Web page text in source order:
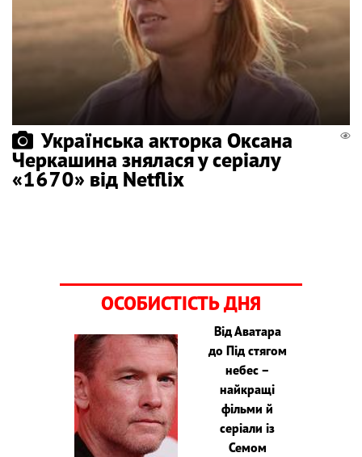
Українська акторка Оксана
Черкашина знялася у серіалу
«1670» від Netflix
ОСОБИСТІСТЬ ДНЯ
Від Аватара
до Під стягом
небес –
найкращі
фільми й
серіали із
Семом